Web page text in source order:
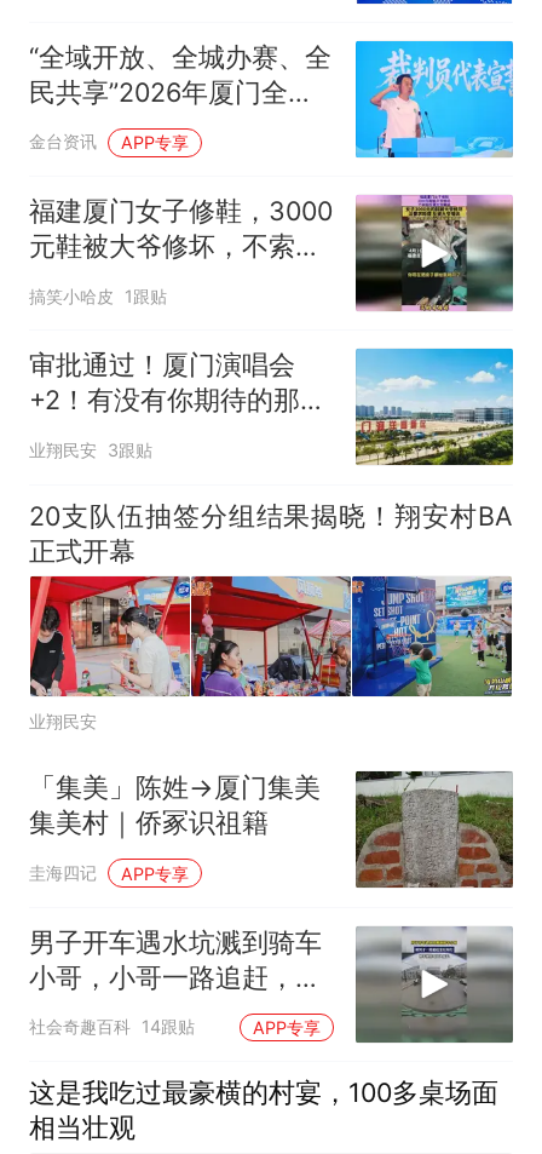
机上提供为准，并非每架
飞机都会发放西梅汁
“全域开放、全城办赛、全
民共享”2026年厦门全民
健身运动会启幕
金台资讯 APP专享
福建厦门女子修鞋，3000
元鞋被大爷修坏，不索赔
反遭大爷嘲讽
搞笑小哈皮 1跟贴
审批通过！厦门演唱会
+2！有没有你期待的那位
～
业翔民安 3跟贴
20支队伍抽签分组结果揭晓！翔安村BA
正式开幕
业翔民安
「集美」陈姓→厦门集美
集美村｜侨冢识祖籍
圭海四记 APP专享
男子开车遇水坑溅到骑车
小哥，小哥一路追赶，把
车牌掰弯扭头就走
社会奇趣百科 14跟贴 APP专享
这是我吃过最豪横的村宴，100多桌场面
相当壮观